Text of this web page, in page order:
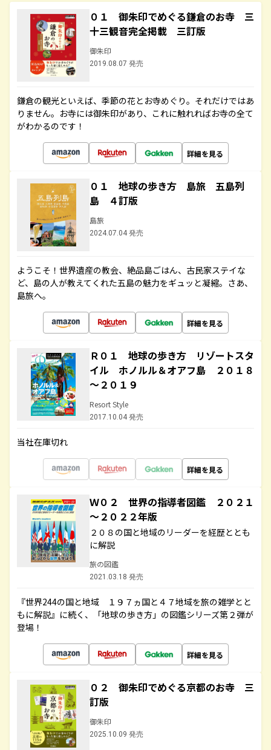
０１ 御朱印でめぐる鎌倉のお寺 三
十三観音完全掲載 三訂版
御朱印
2019.08.07 発売
鎌倉の観光といえば、季節の花とお寺めぐり。それだけではあ
りません。お寺には御朱印があり、これに触れればお寺の全て
がわかるのです！
詳細を見る
０１ 地球の歩き方 島旅 五島列
島 ４訂版
島旅
2024.07.04 発売
ようこそ！世界遺産の教会、絶品島ごはん、古民家ステイな
ど、島の人が教えてくれた五島の魅力をギュッと凝縮。さあ、
島旅へ。
詳細を見る
Ｒ０１ 地球の歩き方 リゾートスタ
イル ホノルル＆オアフ島 ２０１８
～２０１９
Resort Style
2017.10.04 発売
当社在庫切れ
詳細を見る
Ｗ０２ 世界の指導者図鑑 ２０２１
～２０２２年版
２０８の国と地域のリーダーを経歴ととも
に解説
旅の図鑑
2021.03.18 発売
『世界244の国と地域 １９７ヵ国と４７地域を旅の雑学とと
もに解説』に続く、「地球の歩き方」の図鑑シリーズ第２弾が
登場！
詳細を見る
０２ 御朱印でめぐる京都のお寺 三
訂版
御朱印
2025.10.09 発売